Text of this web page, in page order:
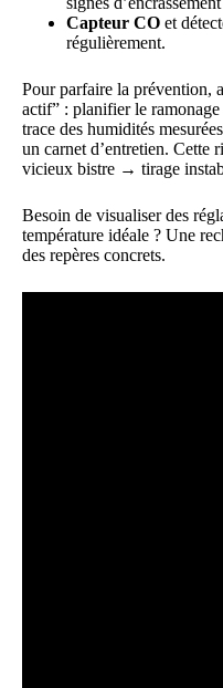
Capteur CO et
régulièrement.
Pour parfaire la prévention,
actif” : planifier le
trace des humidités
un carnet d’entretien. Cette
vicieux bistre → tirage
Besoin de visualiser des
température idéale ? Une
des repères concrets.